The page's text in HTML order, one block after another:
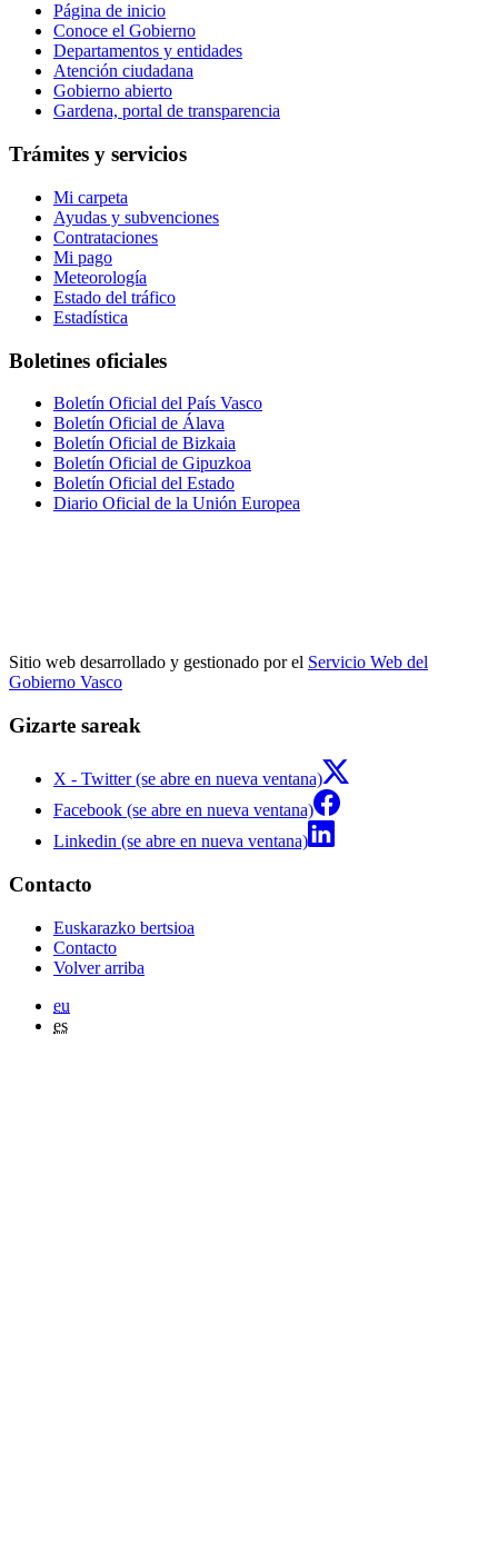
Página de inicio
Conoce el Gobierno
Departamentos y entidades
Atención ciudadana
Gobierno abierto
Gardena, portal de transparencia
Trámites y servicios
Mi carpeta
Ayudas y subvenciones
Contrataciones
Mi pago
Meteorología
Estado del tráfico
Estadística
Boletines oficiales
Boletín Oficial del País Vasco
Boletín Oficial de Álava
Boletín Oficial de Bizkaia
Boletín Oficial de Gipuzkoa
Boletín Oficial del Estado
Diario Oficial de la Unión Europea
Sitio web desarrollado y gestionado por el Servicio Web del
Gobierno Vasco
Gizarte sareak
X - Twitter (se abre en nueva ventana)
Facebook (se abre en nueva ventana)
Linkedin (se abre en nueva ventana)
Contacto
Euskarazko bertsioa
Contacto
Volver arriba
eu
es